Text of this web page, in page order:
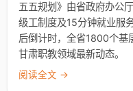
五五规划》由省政府办公
级工制度及15分钟就业服
后倒计时，全省1800个基
甘肃职教领域最新动态。
阅读全文 →